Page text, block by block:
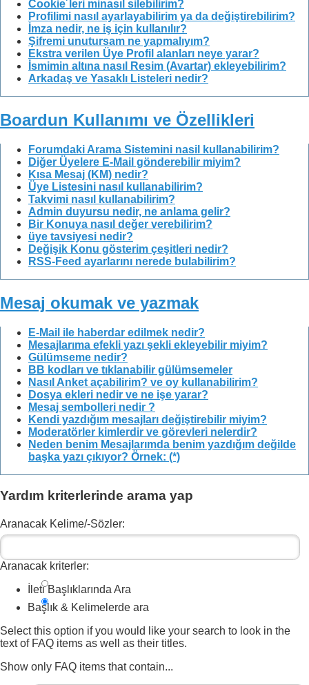
Cookie´leri minasıl silebilirim?
Profilimi nasıl ayarlayabilirim ya da değiştirebilirim?
İmza nedir, ne iş için kullanılır?
Şifremi unutursam ne yapmalıyım?
Ekstra verilen Üye Profil alanları neye yarar?
İsmimin altına nasıl Resim (Avartar) ekleyebilirim?
Arkadaş ve Yasaklı Listeleri nedir?
Boardun Kullanımı ve Özellikleri
Forumdaki Arama Sistemini nasil kullanabilirim?
Diğer Üyelere E-Mail gönderebilir miyim?
Kısa Mesaj (KM) nedir?
Üye Listesini nasıl kullanabilirim?
Takvimi nasıl kullanabilirim?
Admin duyursu nedir, ne anlama gelir?
Bir Konuya nasıl değer verebilirim?
üye tavsiyesi nedir?
Değişik Konu gösterim çeşitleri nedir?
RSS-Feed ayarlarını nerede bulabilirim?
Mesaj okumak ve yazmak
E-Mail ile haberdar edilmek nedir?
Mesajlarıma efekli yazı şekli ekleyebilir miyim?
Gülümseme nedir?
BB kodları ve tıklanabilir gülümsemeler
Nasıl Anket açabilirim? ve oy kullanabilirim?
Dosya ekleri nedir ve ne işe yarar?
Mesaj sembolleri nedir ?
Kendi yazdığım mesajları değiştirebilir miyim?
Moderatörler kimlerdir ve görevleri nelerdir?
Neden benim Mesajlarımda benim yazdığım değilde
başka yazı çıkıyor? Örnek: (*)
Yardım kriterlerinde arama yap
Aranacak Kelime/-Sözler:
Aranacak kriterler:
İleti Başlıklarında Ara
Başlık & Kelimelerde ara
Select this option if you would like your search to look in the
text of FAQ items as well as their titles.
Show only FAQ items that contain...